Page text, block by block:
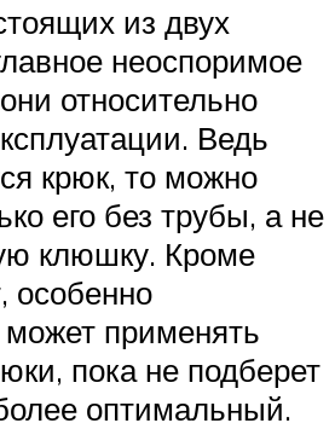
из двух
неоспоримое
относительно
Ведь
крюк, то можно
его без трубы, а не
клюшку. Кроме
особенно
применять
пока не подберет
оптимальный.